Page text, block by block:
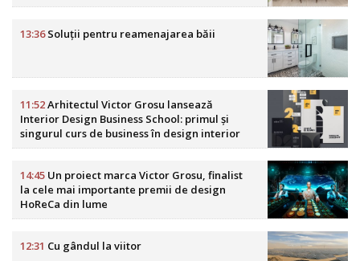
13:36Soluții pentru reamenajarea băii
11:52Arhitectul Victor Grosu lansează
Interior Design Business School: primul și
singurul curs de business în design interior
din România
14:45 Un proiect marca Victor Grosu, finalist
la cele mai importante premii de design
HoReCa din lume
12:31 Cu gândul la viitor